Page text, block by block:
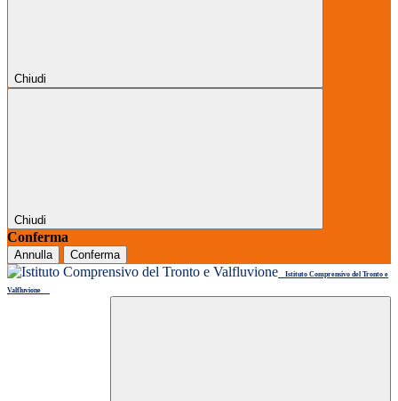
Chiudi
Chiudi
Conferma
Annulla Conferma
Istituto Comprensivo del Tronto e
Valfluvione